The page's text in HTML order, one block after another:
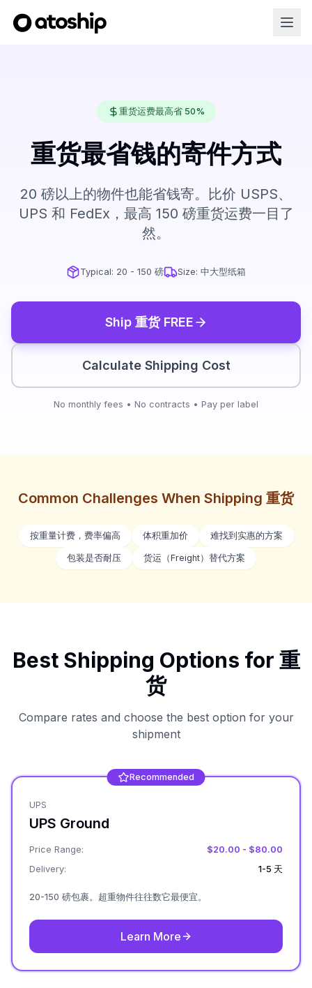
重货运费最高省 50%
重货最省钱的寄件方式
20 磅以上的物件也能省钱寄。比价 USPS、
UPS 和 FedEx，最高 150 磅重货运费一目了
然。
Typical: 20 - 150 磅 Size: 中大型纸箱
Ship 重货FREE
Calculate Shipping Cost
No monthly fees • No contracts • Pay per label
Common Challenges When Shipping 重货
按重量计费，费率偏高 体积重加价 难找到实惠的方案
包装是否耐压 货运（Freight）替代方案
Best Shipping Options for 重
货
Compare rates and choose the best option for your
shipment
Recommended
UPS
UPS Ground
Price Range:
$20.00 - $80.00
Delivery:
1-5 天
20-150 磅包裹。超重物件往往数它最便宜。
Learn More